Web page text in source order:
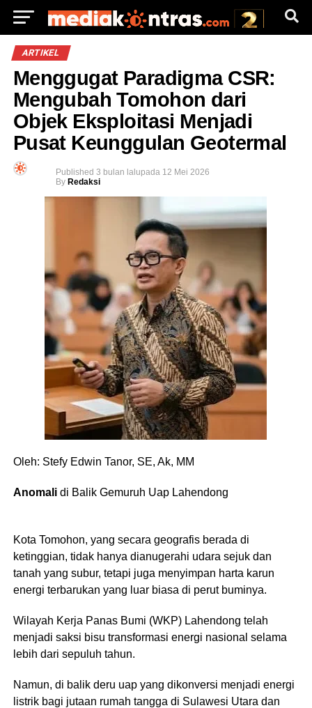
ARTIKEL
Menggugat Paradigma CSR:
Mengubah Tomohon dari
Objek Eksploitasi Menjadi
Pusat Keunggulan Geotermal
Published 3 bulan lalupada 12 Mei 2026
By Redaksi
​Oleh: Stefy Edwin Tanor, SE, Ak, MM
Anomalidi Balik Gemuruh Uap Lahendong
​Kota Tomohon, yang secara geografis berada di
ketinggian, tidak hanya dianugerahi udara sejuk dan
tanah yang subur, tetapi juga menyimpan harta karun
energi terbarukan yang luar biasa di perut buminya.
Wilayah Kerja Panas Bumi (WKP) Lahendong telah
menjadi saksi bisu transformasi energi nasional selama
lebih dari sepuluh tahun.
Namun, di balik deru uap yang dikonversi menjadi energi
listrik bagi jutaan rumah tangga di Sulawesi Utara dan